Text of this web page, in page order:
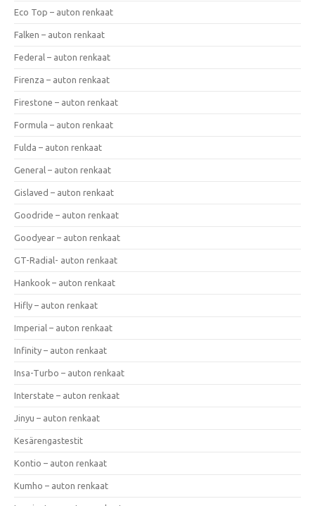
Eco Top – auton renkaat
Falken – auton renkaat
Federal – auton renkaat
Firenza – auton renkaat
Firestone – auton renkaat
Formula – auton renkaat
Fulda – auton renkaat
General – auton renkaat
Gislaved – auton renkaat
Goodride – auton renkaat
Goodyear – auton renkaat
GT-Radial- auton renkaat
Hankook – auton renkaat
Hifly – auton renkaat
Imperial – auton renkaat
Infinity – auton renkaat
Insa-Turbo – auton renkaat
Interstate – auton renkaat
Jinyu – auton renkaat
Kesärengastestit
Kontio – auton renkaat
Kumho – auton renkaat